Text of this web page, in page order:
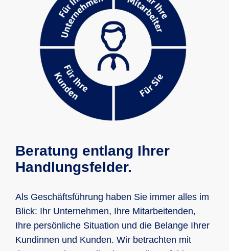
Beratung entlang Ihrer
Handlungsfelder.
Als Geschäftsführung haben Sie immer alles im
Blick: Ihr Unternehmen, Ihre Mitarbeitenden,
Ihre persönliche Situation und die Belange Ihrer
Kundinnen und Kunden. Wir betrachten mit